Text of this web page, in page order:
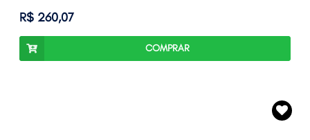
R$ 260,07
COMPRAR